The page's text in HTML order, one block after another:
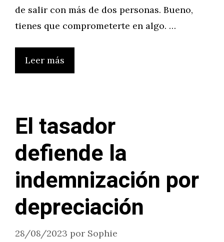
de salir con más de dos personas. Bueno,
tienes que comprometerte en algo. …
Leer más
El tasador
defiende la
indemnización por
depreciación
28/08/2023 por Sophie